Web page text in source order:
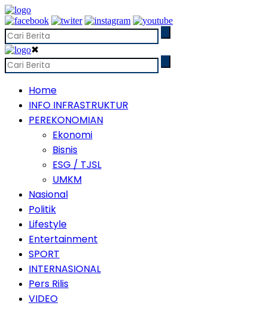
✖
Home
INFO INFRASTRUKTUR
PEREKONOMIAN
Ekonomi
Bisnis
ESG / TJSL
UMKM
Nasional
Politik
Lifestyle
Entertainment
SPORT
INTERNASIONAL
Pers Rilis
VIDEO